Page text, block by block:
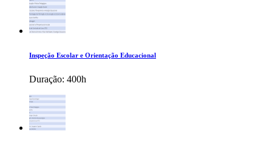
Inspeção Escolar e Orientação Educacional
Duração: 400h